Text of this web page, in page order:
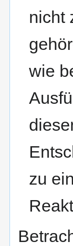
nicht
wie
zu